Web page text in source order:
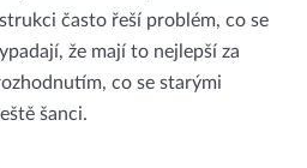
často řeší problém, co se
že mají to nejlepší za
co se starými
šanci.